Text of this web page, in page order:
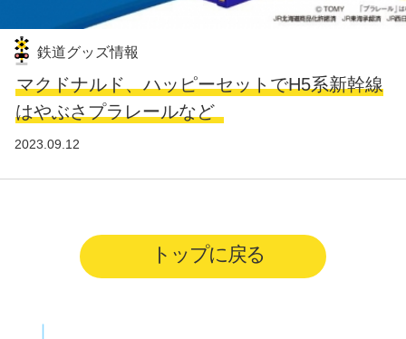
鉄道グッズ情報
マクドナルド、ハッピーセットでH5系新幹線
はやぶさプラレールなど
2023.09.12
トップに戻る